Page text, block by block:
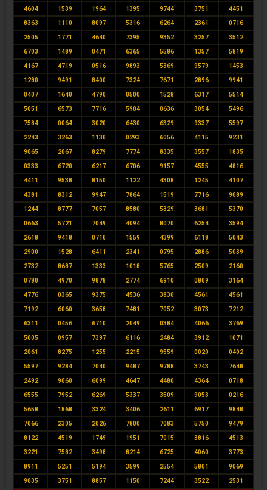
4604 1539 1964 1395 9744 3751 4451
8363 1110 8097 5316 6264 2361 0716
2505 1771 4640 7395 9352 3257 3512
6703 1489 0471 6365 5586 1357 5819
4167 4719 0516 9893 5369 9579 1453
1280 9491 8400 7324 7671 2896 9941
0407 1640 4790 0500 1528 6317 5514
5051 6573 7716 5904 0636 3054 5496
7584 0064 3020 6430 6329 9337 5597
2243 3263 1130 0293 6056 4115 9231
9065 2067 8279 7774 8335 3557 1835
0333 6720 6217 6706 9157 4555 4816
4411 9538 8150 1122 4308 1245 4107
4381 8312 9947 7864 1519 7716 9089
1244 8777 7057 8580 5329 3681 5370
0663 5721 7049 4094 8070 6254 3594
2618 9418 0710 1559 4399 6118 5043
2900 1528 6411 2341 0795 2886 5039
2732 8687 1333 1018 5765 2509 2160
0780 4970 9878 2774 6910 0809 3164
4776 0365 9375 4536 3830 4561 4561
7192 6060 3658 7481 7052 3073 7212
6311 0456 6710 2049 0384 4066 3769
5005 0957 7397 6116 2484 3912 1071
2061 8275 1255 2215 9559 0020 0402
5597 9284 7040 9487 9788 3743 7648
2492 9060 6099 4647 4480 4364 0718
6555 7952 6269 5337 3509 9053 0216
5658 1868 3324 3406 2611 6917 9848
7066 2305 2026 7800 7083 5750 9479
8122 4519 1749 1951 7015 3816 4513
3221 7582 3498 8214 6725 4060 3773
8911 5251 5194 3599 2554 5801 9069
9035 3751 8857 1150 7244 3522 2531